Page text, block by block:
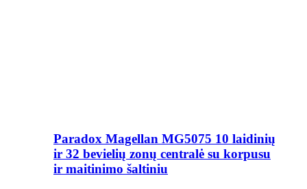
Paradox Magellan MG5075 10 laidinių
ir 32 bevielių zonų centralė su korpusu
ir maitinimo šaltiniu